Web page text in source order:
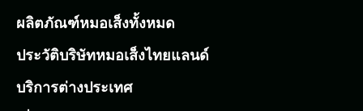
ผลิตภัณฑ์หมอเส็งทั้งหมด
ประวัติบริษัทหมอเส็งไทยแลนด์
บริการต่างประเทศ